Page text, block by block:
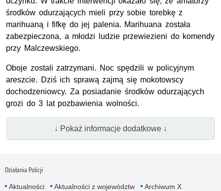
środków odurzających mieli przy sobie torebkę z
marihuaną i fifkę do jej palenia. Marihuana została
zabezpieczona, a młodzi ludzie przewiezieni do komendy
przy Malczewskiego.
Oboje zostali zatrzymani. Noc spędzili w policyjnym
areszcie. Dziś ich sprawą zajmą się mokotowscy
dochodzeniowcy. Za posiadanie środków odurzających
grozi do 3 lat pozbawienia wolności.
↓ Pokaż informacje dodatkowe ↓
Działania Policji
Aktualności Aktualności z województw
Archiwum X